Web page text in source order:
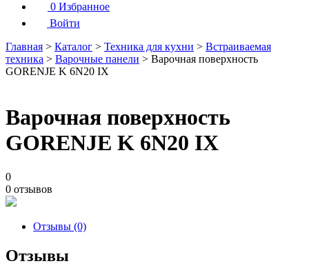
0 Избранное
Войти
Главная > Каталог > Техника для кухни > Встраиваемая
техника > Варочные панели > Варочная поверхность
GORENJE K 6N20 IX
Варочная поверхность
GORENJE K 6N20 IX
0
0 отзывов
Отзывы (0)
Отзывы